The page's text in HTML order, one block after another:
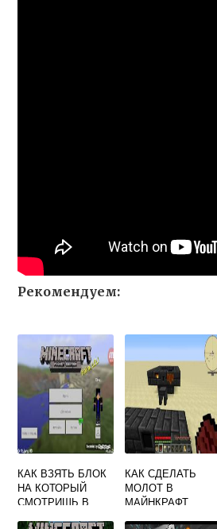
Рекомендуем:
КАК ВЗЯТЬ БЛОК
НА КОТОРЫЙ
СМОТРИШЬ В
КАК СДЕЛАТЬ
МОЛОТ В
МАЙНКРАФТ